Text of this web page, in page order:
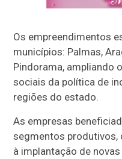
Os empreendimentos
municípios: Palmas,
Pindorama, ampliando
sociais da política de
regiões do estado.
As empresas
segmentos
à implantação de